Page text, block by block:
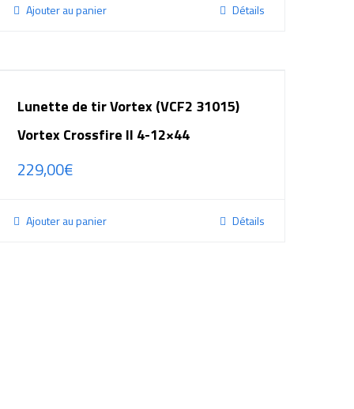
Ajouter au panier Détails
Lunette de tir Vortex (VCF2 31015)
Vortex Crossfire II 4-12×44
229,00€
Ajouter au panier Détails